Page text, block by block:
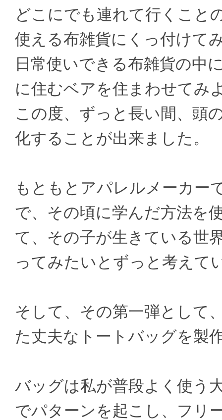
どこにでも連れて行くこと
使える布雑貨にくっ付けて
日常使いできる布雑貨の中
に住むベアを住まわせてみ
この度、ずっと長い間、
化することが出来ました。
もともとアパレルメーカー
で、その頃に学んだ方法
て、その子が生きている世
ってみたいとずっと考えて
そして、その第一弾として
た丈夫なトートバッグを製
バッグは私が普段よく使う
でパターンを起こし、フリ